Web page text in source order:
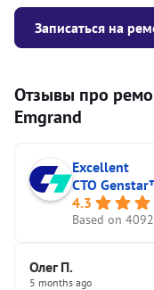
Записаться на
Отзывы про
Emgrand
Excellent
СТО
4.3
Based on
Олег П.
5 months ago